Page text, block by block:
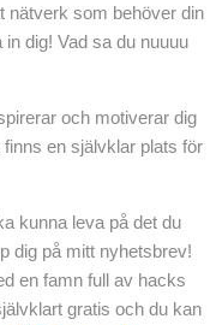
nätverk som behöver din
dig! Vad sa du nuuuu
och motiverar dig
en självklar plats för
kunna leva på det du
dig på mitt nyhetsbrev!
en famn full av hacks
gratis och du kan